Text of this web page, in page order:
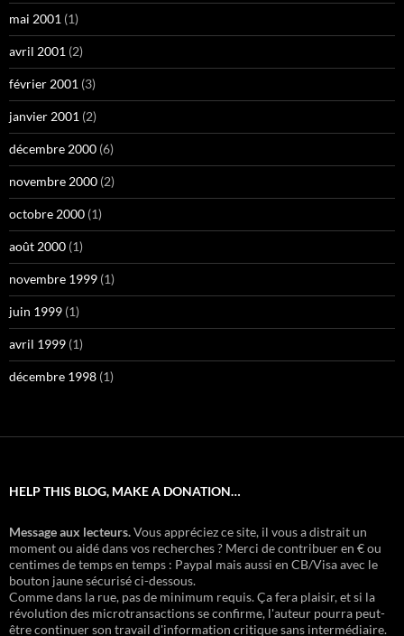
mai 2001 (1)
avril 2001 (2)
février 2001 (3)
janvier 2001 (2)
décembre 2000 (6)
novembre 2000 (2)
octobre 2000 (1)
août 2000 (1)
novembre 1999 (1)
juin 1999 (1)
avril 1999 (1)
décembre 1998 (1)
HELP THIS BLOG, MAKE A DONATION…
Message aux lecteurs.Vous appréciez ce site, il vous a distrait un
moment ou aidé dans vos recherches ? Merci de contribuer en € ou
centimes de temps en temps : Paypal mais aussi en CB/Visa avec le
bouton jaune sécurisé ci-dessous.
Comme dans la rue, pas de minimum requis. Ça fera plaisir, et si la
révolution des microtransactions se confirme, l'auteur pourra peut-
être continuer son travail d'information critique sans intermédiaire.